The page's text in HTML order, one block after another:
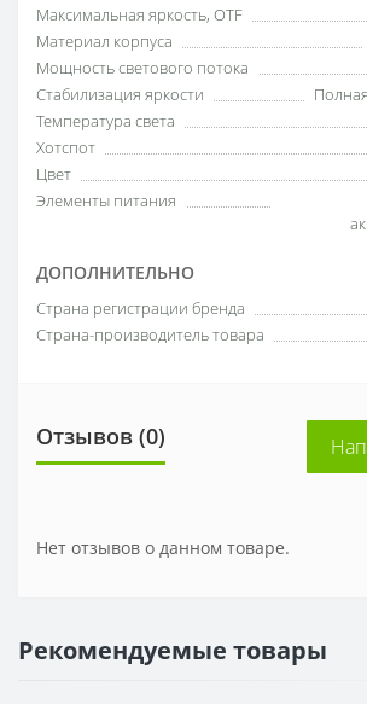
Максимальная яркость, OTF
Материал корпуса
Мощность светового потока
Стабилизация яркости
Температура света
Хотспот
Цвет
Элементы питания
ДОПОЛНИТЕЛЬНО
Страна регистрации бренда
Страна-производитель товара
Отзывов (0)
Нет отзывов о данном товаре.
Рекомендуемые товары